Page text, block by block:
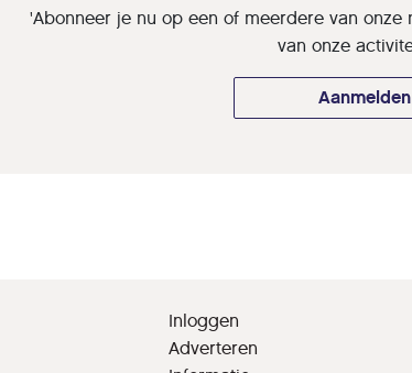
'Abonneer je nu op een of meerdere van
van onze
Aanmelden
Inloggen
Adverteren